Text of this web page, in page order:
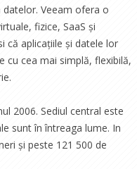
Veeam ofera o
fizice, SaaS și
că aplicațiile și datele lor
cu cea mai simplă, flexibilă,
2006. Sediul central este
sunt în întreaga lume. In
și peste 121 500 de